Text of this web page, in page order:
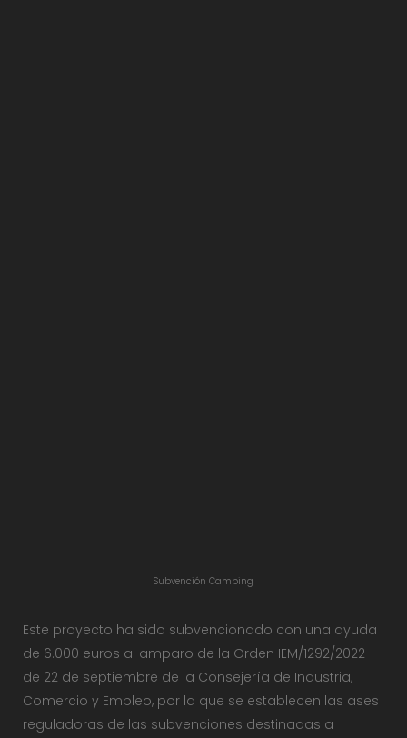
Subvención Camping
Este proyecto ha sido subvencionado con una ayuda
de 6.000 euros al amparo de la Orden IEM/1292/2022
de 22 de septiembre de la Consejería de Industria,
Comercio y Empleo, por la que se establecen las ases
reguladoras de las subvenciones destinadas a